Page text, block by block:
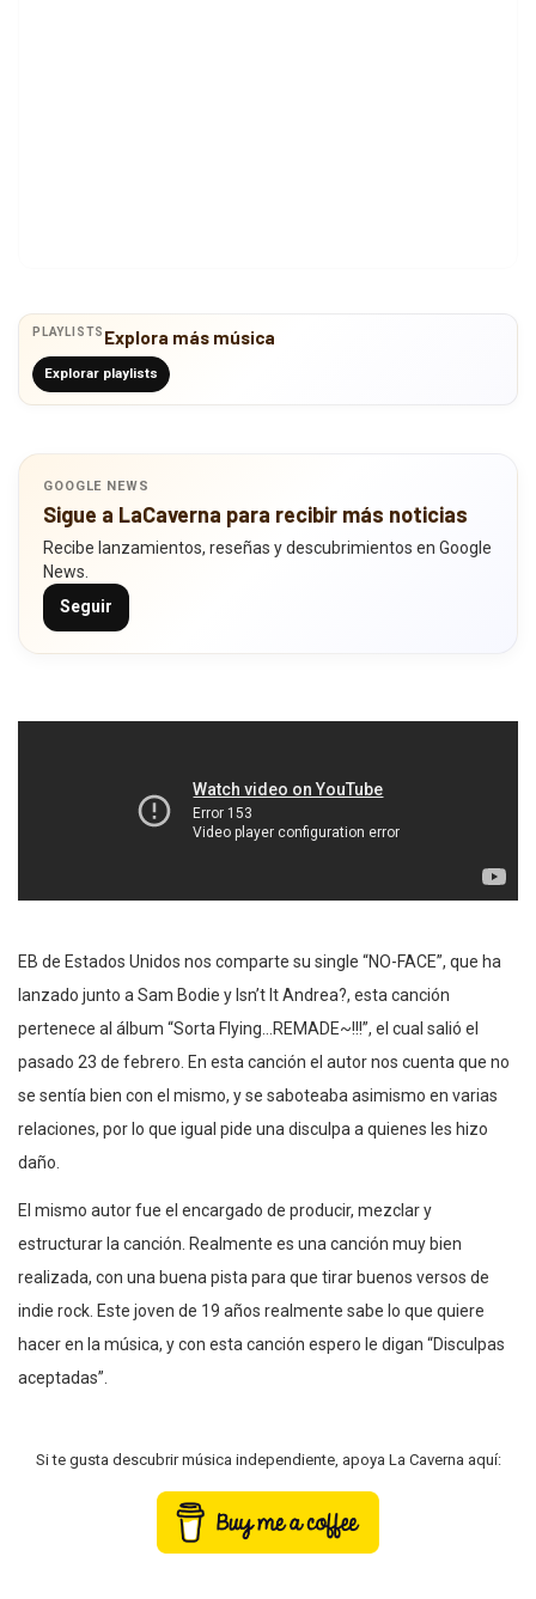
PLAYLISTS Explora más música
Explorar playlists
GOOGLE NEWS
Sigue a LaCaverna para recibir más noticias
Recibe lanzamientos, reseñas y descubrimientos en Google
News.
Seguir
EB de Estados Unidos nos comparte su single “NO-FACE”, que ha
lanzado junto a Sam Bodie y Isn’t It Andrea?, esta canción
pertenece al álbum “Sorta Flying…REMADE~!!!”, el cual salió el
pasado 23 de febrero. En esta canción el autor nos cuenta que no
se sentía bien con el mismo, y se saboteaba asimismo en varias
relaciones, por lo que igual pide una disculpa a quienes les hizo
daño.
El mismo autor fue el encargado de producir, mezclar y
estructurar la canción. Realmente es una canción muy bien
realizada, con una buena pista para que tirar buenos versos de
indie rock. Este joven de 19 años realmente sabe lo que quiere
hacer en la música, y con esta canción espero le digan “Disculpas
aceptadas”.
Si te gusta descubrir música independiente, apoya La Caverna aquí: